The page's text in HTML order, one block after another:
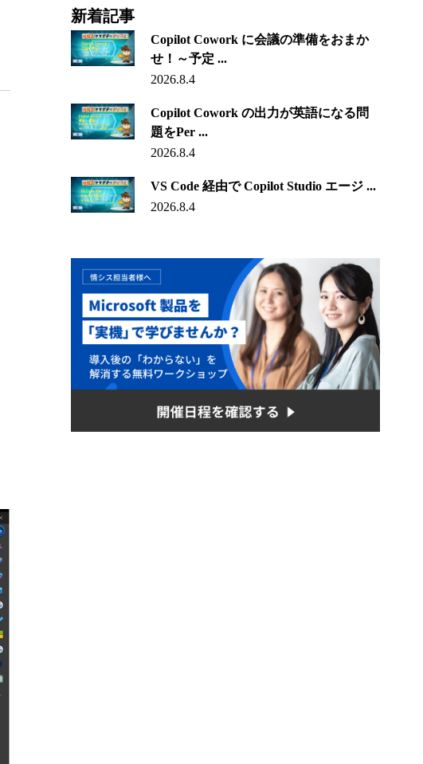
新着記事
Copilot Cowork に会議の準備をおまか
せ！～予定 ...
2026.8.4
Copilot Cowork の出力が英語になる問
題をPer ...
2026.8.4
VS Code 経由で Copilot Studio エージ ...
2026.8.4